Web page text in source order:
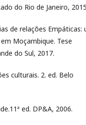
do Rio de Janeiro,
de relações Empáticas:
Moçambique. Tese
do Sul, 2017.
culturais. 2. ed. Belo
ed. DP&A, 2006.